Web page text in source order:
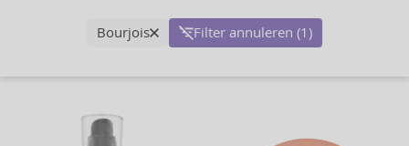
Bourjois Filter annuleren (1)